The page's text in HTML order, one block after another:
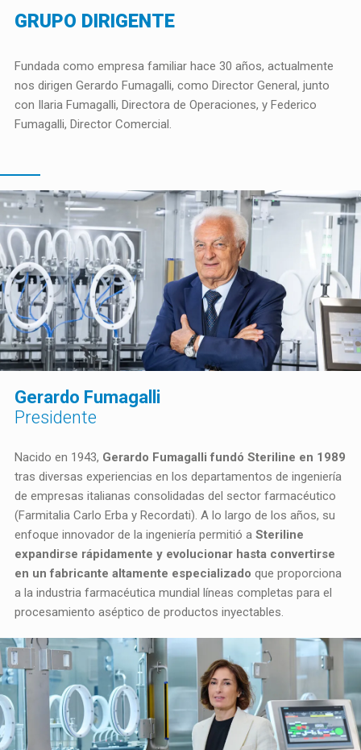
GRUPO DIRIGENTE
Fundada como empresa familiar hace 30 años, actualmente
nos dirigen Gerardo Fumagalli, como Director General, junto
con Ilaria Fumagalli, Directora de Operaciones, y Federico
Fumagalli, Director Comercial.
Gerardo Fumagalli
Presidente
Nacido en 1943, Gerardo Fumagalli fundó Steriline en 1989
tras diversas experiencias en los departamentos de ingeniería
de empresas italianas consolidadas del sector farmacéutico
(Farmitalia Carlo Erba y Recordati). A lo largo de los años, su
enfoque innovador de la ingeniería permitió a Steriline
expandirse rápidamente y evolucionar hasta convertirse
en un fabricante altamente especializado que proporciona
a la industria farmacéutica mundial líneas completas para el
procesamiento aséptico de productos inyectables.